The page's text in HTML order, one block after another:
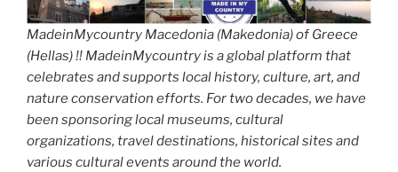
MadeinMycountry Macedonia (Makedonia) of Greece
(Hellas) !! MadeinMycountry is a global platform that
celebrates and supports local history, culture, art, and
nature conservation efforts. For two decades, we have
been sponsoring local museums, cultural
organizations, travel destinations, historical sites and
various cultural events around the world.